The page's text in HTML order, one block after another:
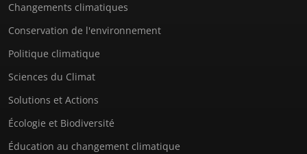
Changements climatiques
Conservation de l'environnement
Politique climatique
Sciences du Climat
Solutions et Actions
Écologie et Biodiversité
Éducation au changement climatique